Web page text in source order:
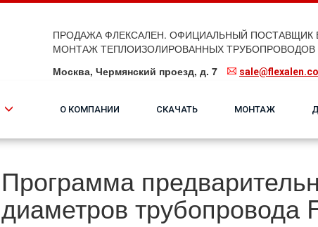
ПРОДАЖА ФЛЕКСАЛЕН. ОФИЦИАЛЬНЫЙ ПОСТАВЩИК
МОНТАЖ ТЕПЛОИЗОЛИРОВАННЫХ ТРУБОПРОВОДОВ
Москва, Чермянский проезд, д. 7
О КОМПАНИИ СКАЧАТЬ МОНТАЖ
Программа
диаметров трубопровода